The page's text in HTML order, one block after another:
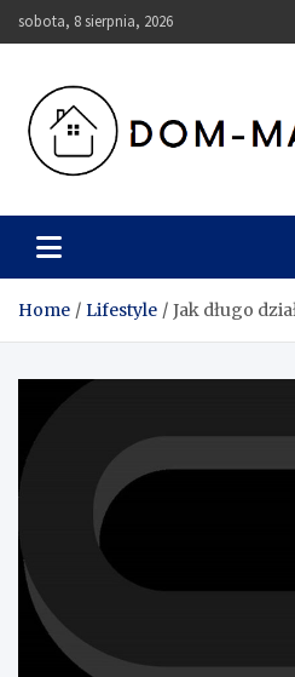
Skip
to
sobota, 8 sierpnia, 2026
Dom-
Home Lifestyle Jak długo